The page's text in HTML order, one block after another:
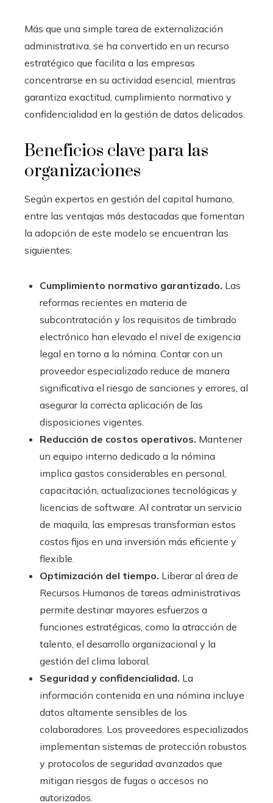
Más que una simple tarea de externalización
administrativa, se ha convertido en un recurso
estratégico que facilita a las empresas
concentrarse en su actividad esencial, mientras
garantiza exactitud, cumplimiento normativo y
confidencialidad en la gestión de datos delicados.
Beneficios clave para las
organizaciones
Según expertos en gestión del capital humano,
entre las ventajas más destacadas que fomentan
la adopción de este modelo se encuentran las
siguientes:
Cumplimiento normativo garantizado. Las
reformas recientes en materia de
subcontratación y los requisitos de timbrado
electrónico han elevado el nivel de exigencia
legal en torno a la nómina. Contar con un
proveedor especializado reduce de manera
significativa el riesgo de sanciones y errores, al
asegurar la correcta aplicación de las
disposiciones vigentes.
Reducción de costos operativos. Mantener
un equipo interno dedicado a la nómina
implica gastos considerables en personal,
capacitación, actualizaciones tecnológicas y
licencias de software. Al contratar un servicio
de maquila, las empresas transforman estos
costos fijos en una inversión más eficiente y
flexible.
Optimización del tiempo. Liberar al área de
Recursos Humanos de tareas administrativas
permite destinar mayores esfuerzos a
funciones estratégicas, como la atracción de
talento, el desarrollo organizacional y la
gestión del clima laboral.
Seguridad y confidencialidad. La
información contenida en una nómina incluye
datos altamente sensibles de los
colaboradores. Los proveedores especializados
implementan sistemas de protección robustos
y protocolos de seguridad avanzados que
mitigan riesgos de fugas o accesos no
autorizados.